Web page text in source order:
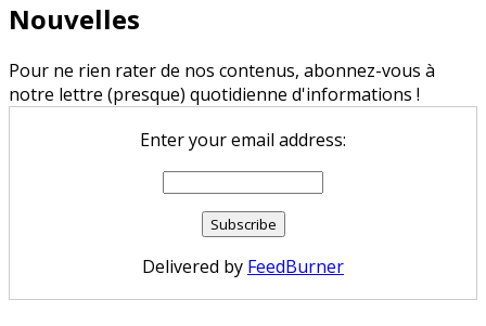
Nouvelles
Pour ne rien rater de nos contenus, abonnez-vous à
notre lettre (presque) quotidienne d'informations !
Enter your email address:
Delivered by FeedBurner